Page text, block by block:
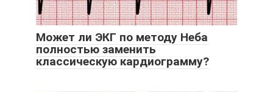
Может ли ЭКГ по методу Неба
полностью заменить
классическую кардиограмму?